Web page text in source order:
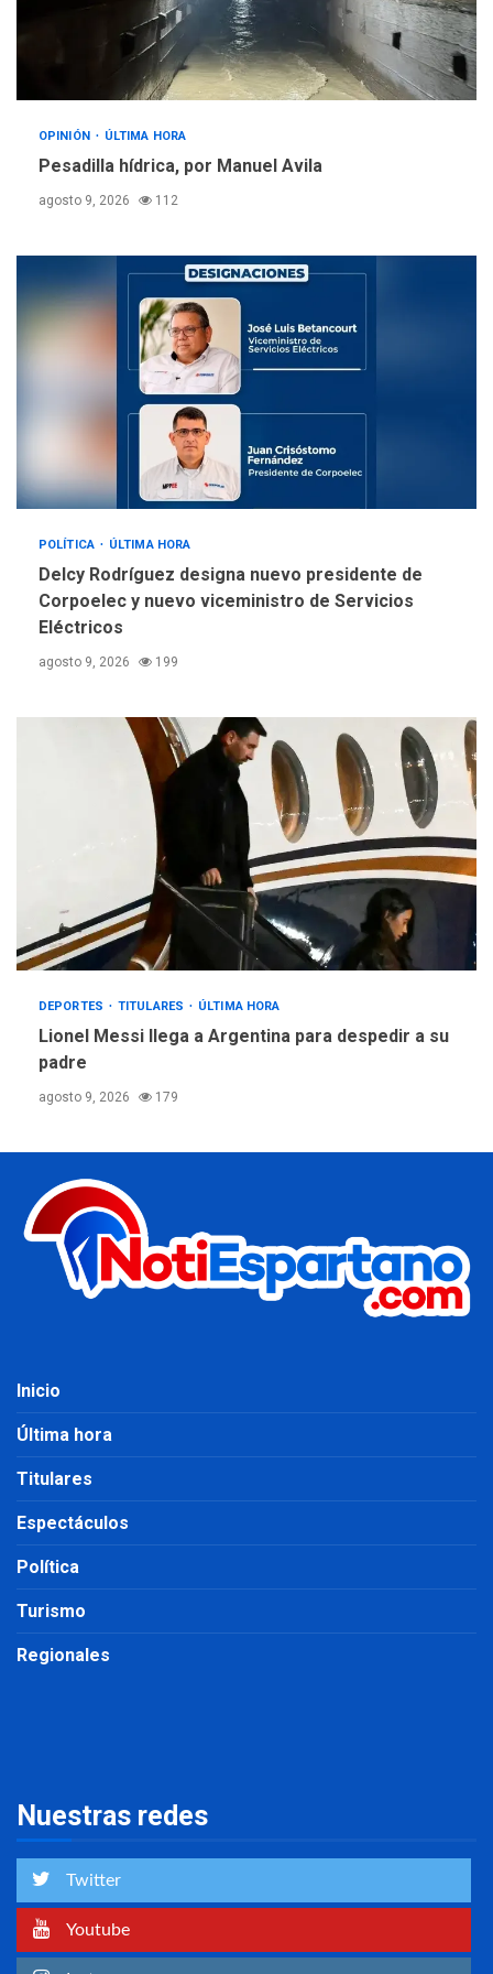
OPINIÓN ÚLTIMA HORA
Pesadilla hídrica, por Manuel Avila
agosto 9, 2026 112
POLÍTICA ÚLTIMA HORA
Delcy Rodríguez designa nuevo presidente de
Corpoelec y nuevo viceministro de Servicios
Eléctricos
agosto 9, 2026 199
DEPORTES TITULARES ÚLTIMA HORA
Lionel Messi llega a Argentina para despedir a su
padre
agosto 9, 2026 179
Inicio
Última hora
Titulares
Espectáculos
Política
Turismo
Regionales
Nuestras redes
Twitter
Youtube